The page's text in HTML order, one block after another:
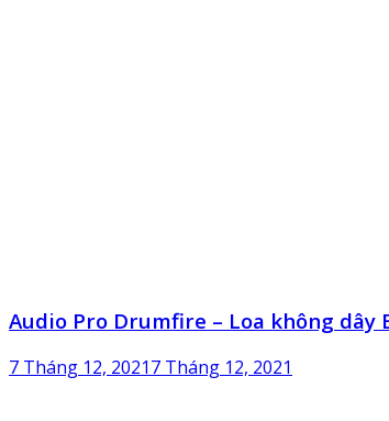
Audio Pro Drumfire – Loa không dây
7 Tháng 12, 20217 Tháng 12, 2021